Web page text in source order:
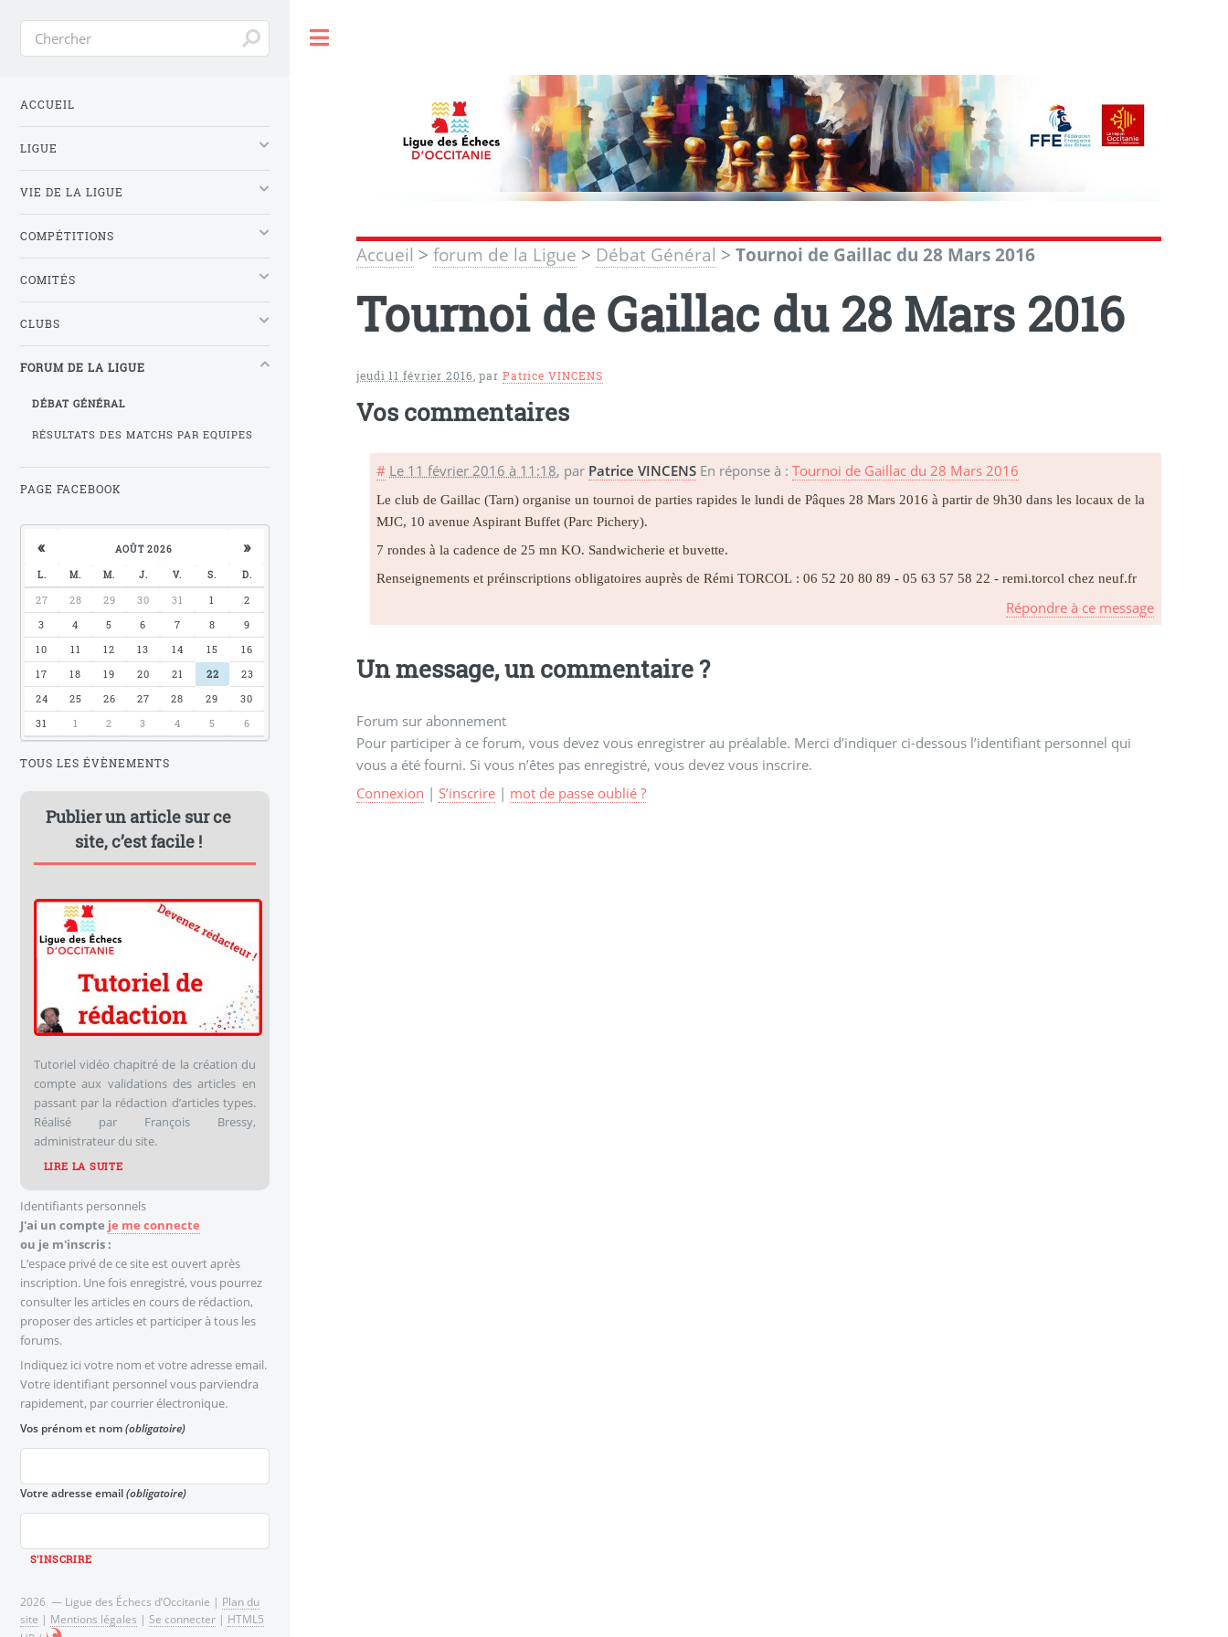
Accueil >forum de la Ligue > Débat Général >Tournoi de Gaillac du 28 Mars 2016
Tournoi de Gaillac du 28 Mars 2016
jeudi 11 février 2016 ,par Patrice VINCENS
Vos commentaires
# Le 11 février 2016 à 11:18, par Patrice VINCENS En réponse à :Tournoi de Gaillac du 28 Mars 2016
Le club de Gaillac (Tarn) organise un tournoi de parties rapides le lundi de Pâques 28 Mars 2016 à partir de 9h30 dans les locaux de la
MJC, 10 avenue Aspirant Buffet (Parc Pichery).
7 rondes à la cadence de 25 mn KO. Sandwicherie et buvette.
Renseignements et préinscriptions obligatoires auprès de Rémi TORCOL : 06 52 20 80 89 - 05 63 57 58 22 - remi.torcol chezneuf.fr
Répondre à ce message
Un message, un commentaire ?
Forum sur abonnement
Pour participer à ce forum, vous devez vous enregistrer au préalable. Merci d’indiquer ci-dessous l’identifiant personnel qui
vous a été fourni. Si vous n’êtes pas enregistré, vous devez vous inscrire.
Connexion | S’inscrire | mot de passe oublié ?
ACCUEIL
LIGUE
VIE DE LA LIGUE
COMPÉTITIONS
COMITÉS
CLUBS
FORUM DE LA LIGUE
DÉBAT GÉNÉRAL
RÉSULTATS DES MATCHS PAR EQUIPES
PAGE FACEBOOK
« AOÛT 2026 »
L. M. M. J. V. S. D.
27 28 29 30 31 1
2
3
4 5 6 7 8
9
10
11 12 13 14 15
16
17
18 19 20 21 22
23
24
25 26 27 28 29
30
31
1 2 3 4 5 6
TOUS LES ÉVÈNEMENTS
Publier un article sur ce
site, c’est facile !
Tutoriel vidéo chapitré de la création du
compte aux validations des articles en
passant par la rédaction d’articles types.
Réalisé par François Bressy,
administrateur du site.
LIRE LA SUITE
J'ai un compte je me connecte
ou je m'inscris :
L’espace privé de ce site est ouvert après
inscription. Une fois enregistré, vous pourrez
consulter les articles en cours de rédaction,
proposer des articles et participer à tous les
forums.
Identifiants personnels
Indiquez ici votre nom et votre adresse email.
Votre identifiant personnel vous parviendra
rapidement, par courrier électronique.
Vos prénom et nom(obligatoire)
Votre adresse email(obligatoire)
2026 — Ligue des Échecs d’Occitanie | Plan du
site | Mentions légales | Se connecter | HTML5